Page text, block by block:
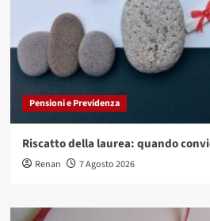
Pensioni e Previdenza
Riscatto della laurea: quando
Renan 7 Agosto 2026